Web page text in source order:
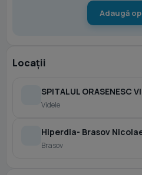
Adaugă
Locații
SPITALUL ORASENESC
Videle
Hiperdia- Brasov
Brasov